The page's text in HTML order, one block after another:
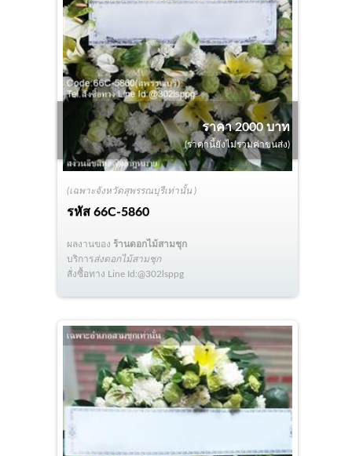
(เฉพาะจังหวัดสุพรรณบุรีเท่านั้น )
รหัส66C-5860
ราคา 2000 บาท
(ราคานี้ยังไม่รวมค่าขนส่ง)
ผลงานของ ร้านดอกไม้สามชุก
บริการส่งดอกไม้สามชุก
สั่งซื้อทาง Line Id:@302lsppg